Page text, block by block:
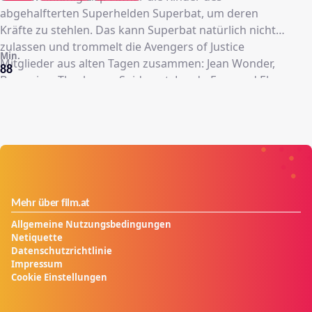
abgehalfterten Superhelden Superbat, um deren
Kräfte zu stehlen. Das kann Superbat natürlich nicht
zulassen und trommelt die Avengers of Justice
Mitglieder aus alten Tagen zusammen: Jean Wonder,
Beaverine, Thorbacca, Spidercat, Lando Fury und El
88
Min.
Mehr über film.at
Allgemeine Nutzungsbedingungen
Netiquette
Datenschutzrichtlinie
Impressum
Cookie Einstellungen